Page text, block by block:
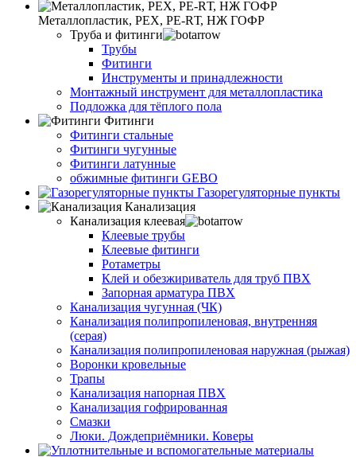
Металлопластик, РЕХ, РЕ-RТ, НЖ ГОФР
Труба и фитинги
Трубы
Фитинги
Инструменты и принадлежности
Монтажный инструмент для металлопластика
Подложка для тёплого пола
Фитинги
Фитинги стальные
Фитинги чугунные
Фитинги латунные
обжимные фитинги GEBO
Газорегуляторные пункты
Канализация
Канализация клеевая
Клеевые трубы
Клеевые фитинги
Ротаметры
Клей и обезжириватель для труб ПВХ
Запорная арматура ПВХ
Канализация чугунная (ЧК)
Канализация полипропиленовая, внутренняя
(серая)
Канализация полипропиленовая наружная (рыжая)
Воронки кровельные
Трапы
Канализация напорная ПВХ
Канализация гофрированная
Смазки
Люки. Дождеприёмники. Коверы